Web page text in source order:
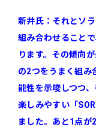
新井氏：それとソ
組み合わせること
ります。その傾向
の2つをうまく組み
能性を示唆しつつ
楽しみやすい「
ました。あと1点が